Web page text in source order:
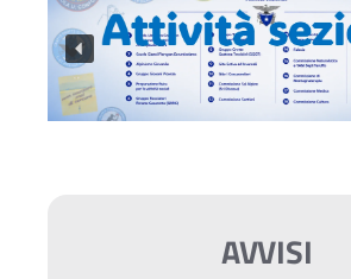
AVVISI